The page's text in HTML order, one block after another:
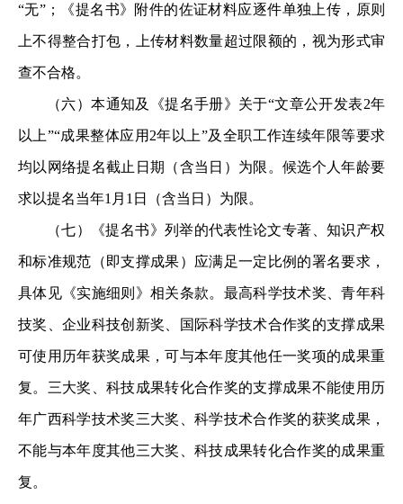
“无”；《提名书》附件的佐证材料应逐件单独上传，原则
上不得整合打包，上传材料数量超过限额的，视为形式审
查不合格。
（六）本通知及《提名手册》关于“文章公开发表2年
以上”“成果整体应用 2年以上”及全职工作连续年限等要求
均以网络提名截止日期（含当日）为限。候选个人年龄要
求以提名当年1 月 1 日（含当日）为限。
（七）《提名书》列举的代表性论文专著、知识产权
和标准规范（即支撑成果）应满足一定比例的署名要求，
具体见《实施细则》相关条款。最高科学技术奖、青年科
技奖、企业科技创新奖、国际科学技术合作奖的支撑成果
可使用历年获奖成果，可与本年度其他任一奖项的成果重
复。三大奖、科技成果转化合作奖的支撑成果不能使用历
年广西科学技术奖三大奖、科学技术合作奖的获奖成果，
不能与本年度其他三大奖、科技成果转化合作奖的成果重
复。